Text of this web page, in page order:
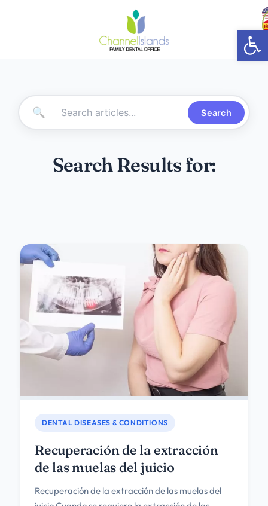
Abrir
🔍 Search
Search Results for:
DENTAL DISEASES & CONDITIONS
Recuperación de la extracción
de las muelas del juicio
Recuperación de la extracción de las muelas del